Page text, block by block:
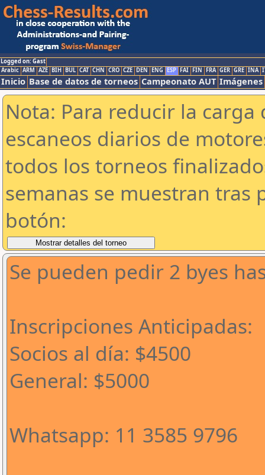
Logged on: Gast
Arabic ARM AZE BIH BUL CAT CHN CRO CZE DEN ENG ESP FAI FIN FRA GER GRE INA
Inicio Base de datos de torneos Campeonato AUT Imágenes
Nota: Para reducir la
escaneos diarios de
todos los torneos
semanas se muestran tras
botón:
Se pueden pedir 2 byes
Inscripciones Anticipadas:
Socios al día: $4500
General: $5000
Whatsapp: 11 3585 9796